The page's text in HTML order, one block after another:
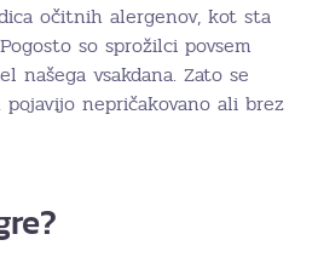
očitnih alergenov, kot sta
so sprožilci povsem
našega vsakdana. Zato se
nepričakovano ali brez